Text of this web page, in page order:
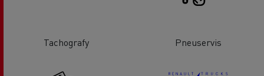
Tachografy Pneuservis